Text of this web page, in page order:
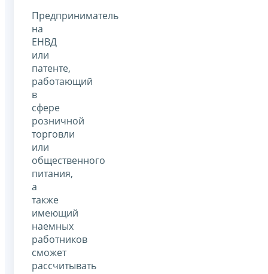
Предприниматель
на
ЕНВД
или
патенте,
работающий
в
сфере
розничной
торговли
или
общественного
питания,
а
также
имеющий
наемных
работников
сможет
рассчитывать